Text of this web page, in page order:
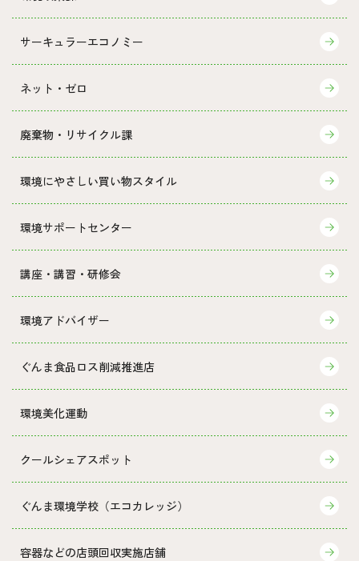
サーキュラーエコノミー
ネット・ゼロ
廃棄物・リサイクル課
環境にやさしい買い物スタイル
環境サポートセンター
講座・講習・研修会
環境アドバイザー
ぐんま食品ロス削減推進店
環境美化運動
クールシェアスポット
ぐんま環境学校（エコカレッジ）
容器などの店頭回収実施店舗